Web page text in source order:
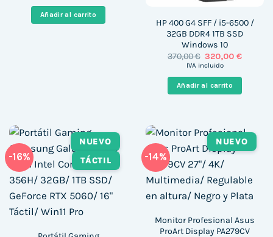
era:
849,00 €.
Añadir al carrito
HP 400 G4 SFF / i5-6500 /
32GB DDR4 1TB SSD
Windows 10
370,00€ El
precio
era:
370,00 €.
320,00€El
es:
IVA incluido
Añadir al carrito
-16%
NUEVO
TÁCTIL
-14%
NUEVO
Monitor Profesional Asus
ProArt Display PA279CV